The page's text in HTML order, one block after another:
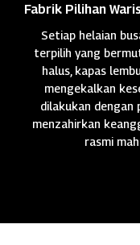
Fabrik Pilihan
Setiap helaian
terpilih yang
halus, kapas
mengekalkan
dilakukan dengan
menzahirkan
rasmi